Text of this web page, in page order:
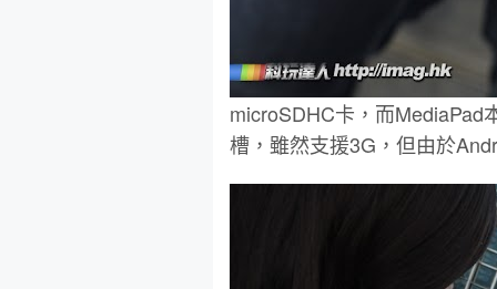
microSDHC卡，而MediaPad
槽，雖然支援3G，但由於